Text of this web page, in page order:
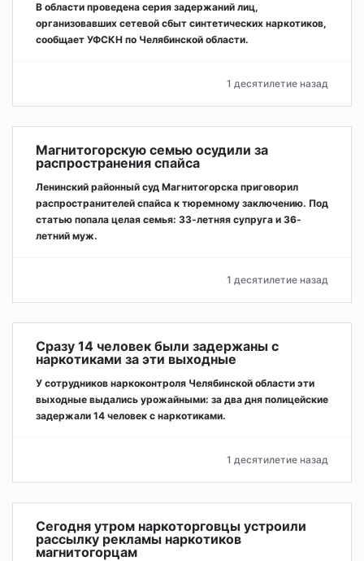
В области проведена серия задержаний лиц,
организовавших сетевой сбыт синтетических наркотиков,
сообщает УФСКН по Челябинской области.
1 десятилетие назад
Магнитогорскую семью осудили за
распространения спайса
Ленинский районный суд Магнитогорска приговорил
распространителей спайса к тюремному заключению. Под
статью попала целая семья: 33-летняя супруга и 36-
летний муж.
1 десятилетие назад
Сразу 14 человек были задержаны с
наркотиками за эти выходные
У сотрудников наркоконтроля Челябинской области эти
выходные выдались урожайными: за два дня полицейские
задержали 14 человек с наркотиками.
1 десятилетие назад
Сегодня утром наркоторговцы устроили
рассылку рекламы наркотиков
магнитогорцам